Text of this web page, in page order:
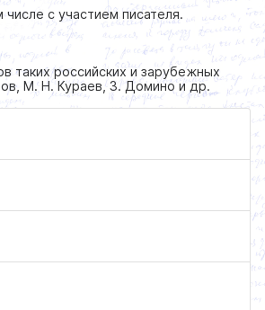
с участием писателя.
таких российских и зарубежных
М. Н. Кураев, З. Домино и др.